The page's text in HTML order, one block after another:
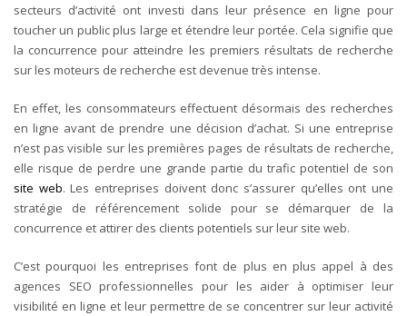
secteurs d’activité ont investi dans leur présence en ligne pour
toucher un public plus large et étendre leur portée. Cela signifie que
la concurrence pour atteindre les premiers résultats de recherche
sur les moteurs de recherche est devenue très intense.
En effet, les consommateurs effectuent désormais des recherches
en ligne avant de prendre une décision d’achat. Si une entreprise
n’est pas visible sur les premières pages de résultats de recherche,
elle risque de perdre une grande partie du trafic potentiel de son
site web. Les entreprises doivent donc s’assurer qu’elles ont une
stratégie de référencement solide pour se démarquer de la
concurrence et attirer des clients potentiels sur leur site web.
C’est pourquoi les entreprises font de plus en plus appel à des
agences SEO professionnelles pour les aider à optimiser leur
visibilité en ligne et leur permettre de se concentrer sur leur activité